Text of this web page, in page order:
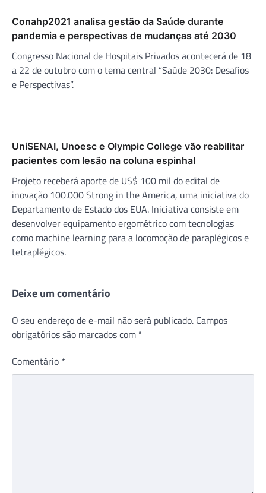
Conahp2021 analisa gestão da Saúde durante
pandemia e perspectivas de mudanças até 2030
Congresso Nacional de Hospitais Privados acontecerá de 18
a 22 de outubro com o tema central “Saúde 2030: Desafios
e Perspectivas”.
UniSENAI, Unoesc e Olympic College vão reabilitar
pacientes com lesão na coluna espinhal
Projeto receberá aporte de US$ 100 mil do edital de
inovação 100.000 Strong in the America, uma iniciativa do
Departamento de Estado dos EUA. Iniciativa consiste em
desenvolver equipamento ergométrico com tecnologias
como machine learning para a locomoção de paraplégicos e
tetraplégicos.
Deixe um comentário
O seu endereço de e-mail não será publicado. Campos
obrigatórios são marcados com *
Comentário *